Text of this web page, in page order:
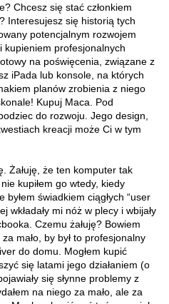
Chcesz się stać członkiem
Interesujesz się historią tych
potencjalnym rozwojem
kupieniem profesjonalnych
na poświęcenia, związane z
iPada lub konsole, na których
planów zrobienia z niego
Kupuj Maca. Pod
do rozwoju. Jego design,
kreacji może Ci w tym
Żałuję, że ten komputer tak
kupiłem go wtedy, kiedy
byłem świadkiem ciągłych “user
wkładały mi nóż w plecy i wbijały
Czemu żałuję? Bowiem
mało, by był to profesjonalny
do domu. Mogłem kupić
się latami jego działaniem (o
się słynne problemy z
na niego za mało, ale za